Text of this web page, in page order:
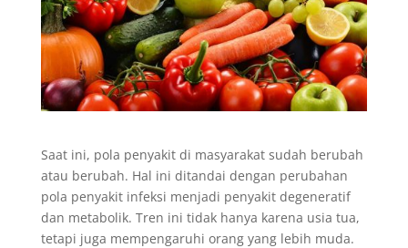
Saat ini, pola penyakit di masyarakat sudah berubah
atau berubah. Hal ini ditandai dengan perubahan
pola penyakit infeksi menjadi penyakit degeneratif
dan metabolik. Tren ini tidak hanya karena usia tua,
tetapi juga mempengaruhi orang yang lebih muda.